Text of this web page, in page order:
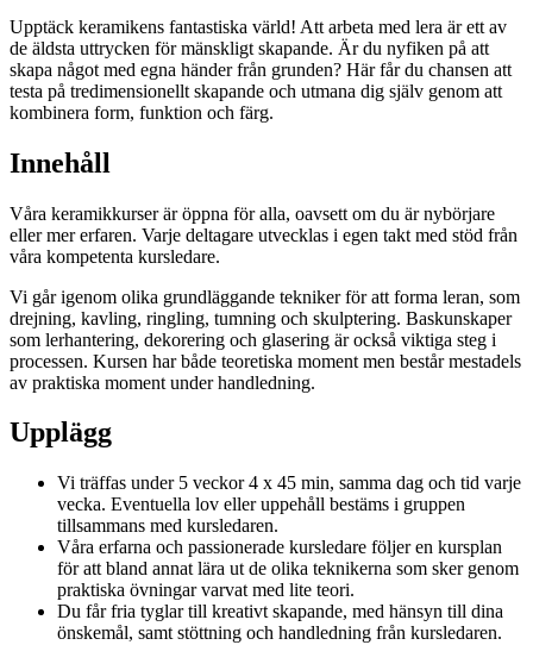
Upptäck keramikens fantastiska värld! Att arbeta med lera är ett av
de äldsta uttrycken för mänskligt skapande. Är du nyfiken på att
skapa något med egna händer från grunden? Här får du chansen att
testa på tredimensionellt skapande och utmana dig själv genom att
kombinera form, funktion och färg.
Innehåll
Våra keramikkurser är öppna för alla, oavsett om du är nybörjare
eller mer erfaren. Varje deltagare utvecklas i egen takt med stöd från
våra kompetenta kursledare.
Vi går igenom olika grundläggande tekniker för att forma leran, som
drejning, kavling, ringling, tumning och skulptering. Baskunskaper
som lerhantering, dekorering och glasering är också viktiga steg i
processen. Kursen har både teoretiska moment men består mestadels
av praktiska moment under handledning.
Upplägg
Vi träffas under 5 veckor 4 x 45 min, samma dag och tid varje
vecka. Eventuella lov eller uppehåll bestäms i gruppen
tillsammans med kursledaren.
Våra erfarna och passionerade kursledare följer en kursplan
för att bland annat lära ut de olika teknikerna som sker genom
praktiska övningar varvat med lite teori.
Du får fria tyglar till kreativt skapande, med hänsyn till dina
önskemål, samt stöttning och handledning från kursledaren.